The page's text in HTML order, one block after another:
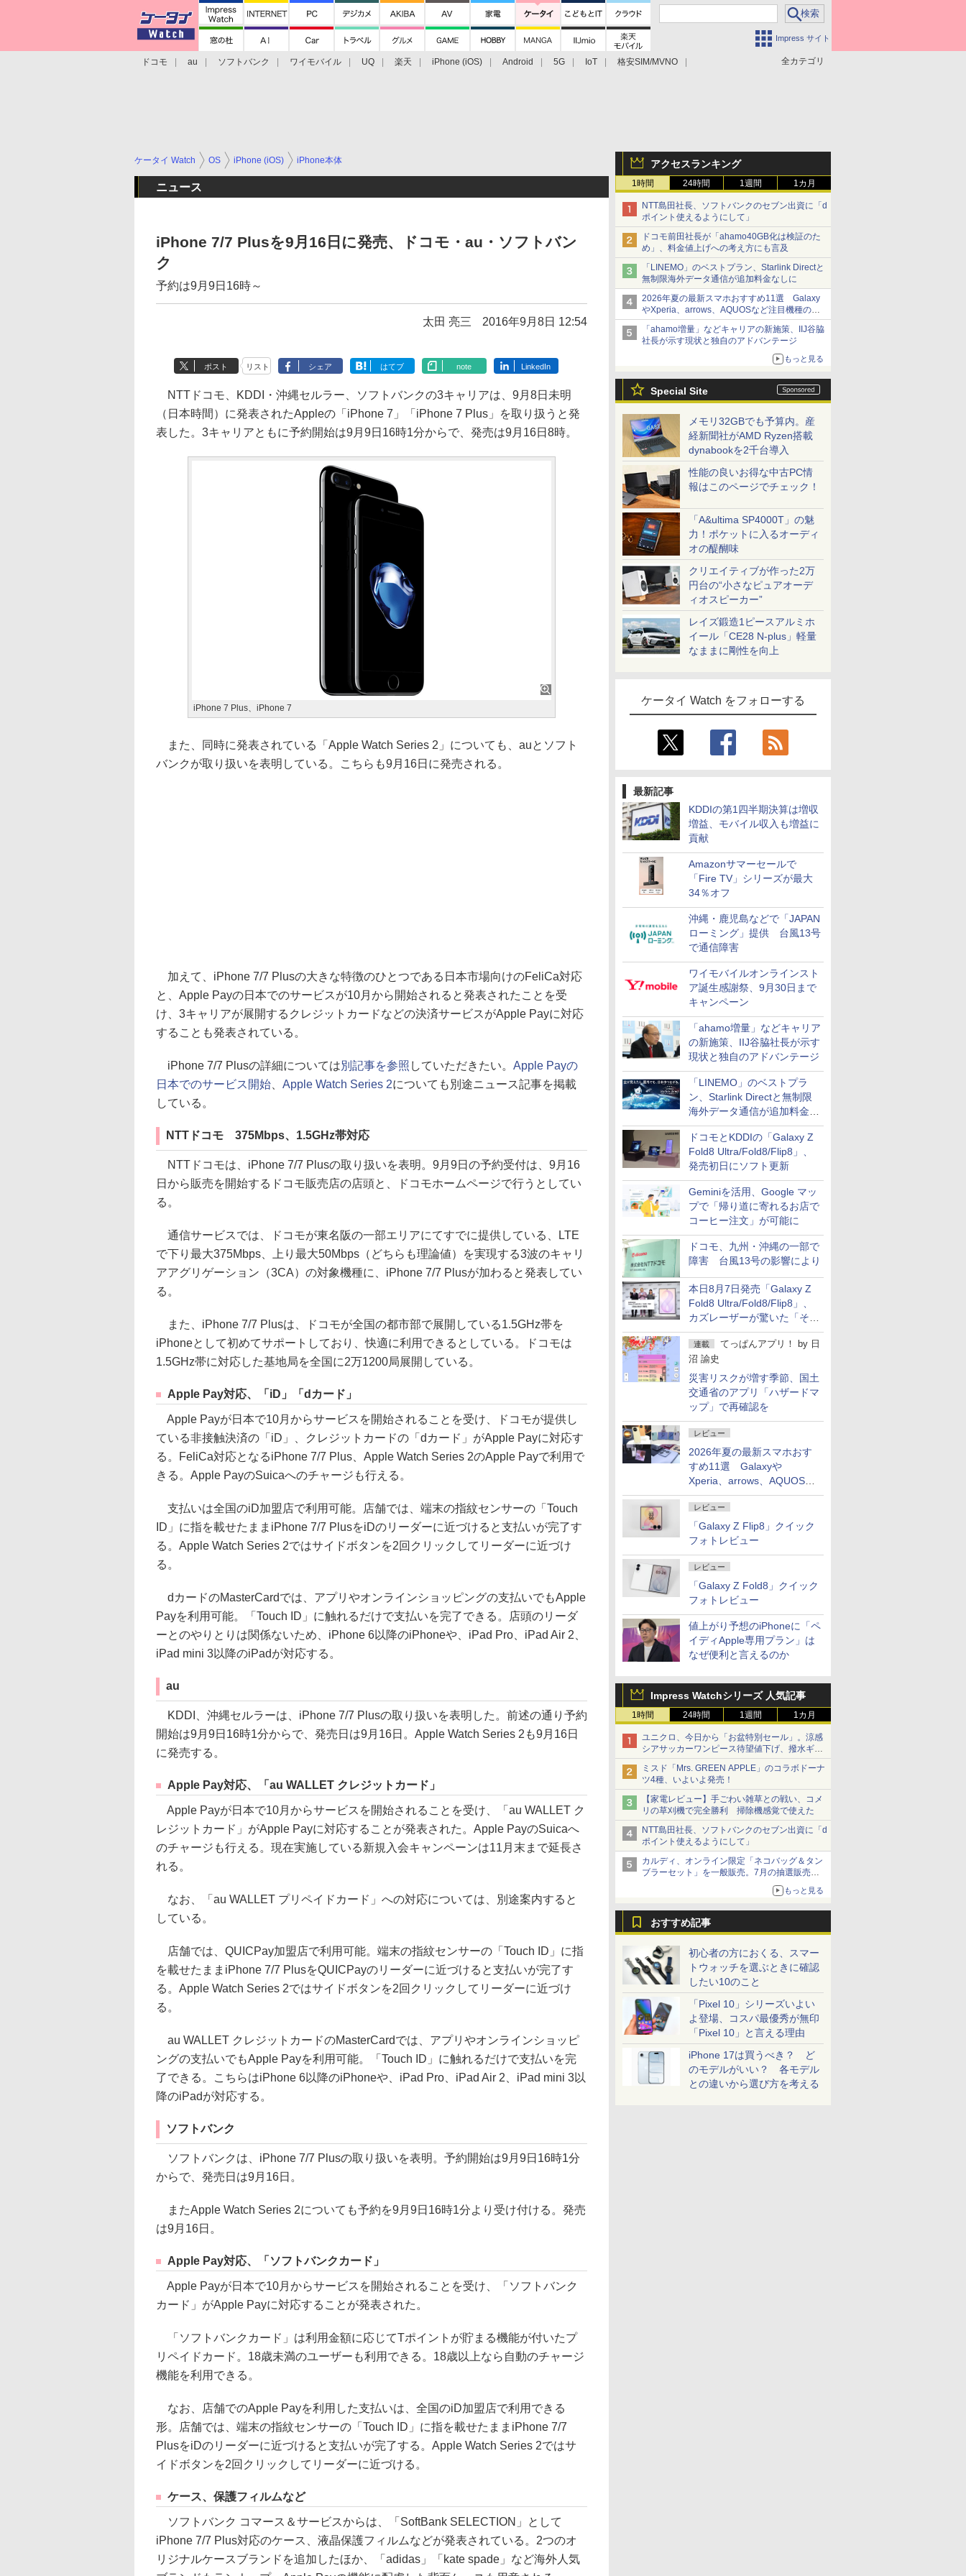
Impress サイト
全カテゴリ
ドコモ au ソフトバンク ワイモバイル UQ 楽天 iPhone (iOS) Android 5G IoT
格安SIM/MVNO
アクセスランキング
1時間 24時間 1週間 1カ月
NTT島田社長、ソフトバンクのセブン出資に「d
ポイント使えるようにして」
ドコモ前田社長が「ahamo40GB化は検証のた
め」、料金値上げへの考え方にも言及
「LINEMO」のベストプラン、Starlink Directと
無制限海外データ通信が追加料金なしに
2026年夏の最新スマホおすすめ11選 Galaxy
やXperia、arrows、AQUOSなど注目機種の特
徴は
「ahamo増量」などキャリアの新施策、IIJ谷脇
社長が示す現状と独自のアドバンテージ
もっと見る
Special Site
メモリ32GBでも予算内。産
経新聞社がAMD Ryzen搭載
dynabookを2千台導入
性能の良いお得な中古PC情
報はこのページでチェック！
「A&ultima SP4000T」の魅
力！ポケットに入るオーディ
オの醍醐味
クリエイティブが作った2万
円台の“小さなピュアオーデ
ィオスピーカー”
レイズ鍛造1ピースアルミホ
イール「CE28 N-plus」軽量
なままに剛性を向上
ケータイ Watch をフォローする
最新記事
KDDIの第1四半期決算は増収
増益、モバイル収入も増益に
貢献
Amazonサマーセールで
「Fire TV」シリーズが最大
34％オフ
沖縄・鹿児島などで「JAPAN
ローミング」提供 台風13号
で通信障害
ワイモバイルオンラインスト
ア誕生感謝祭、9月30日まで
キャンペーン
「ahamo増量」などキャリア
の新施策、IIJ谷脇社長が示す
現状と独自のアドバンテージ
「LINEMO」のベストプラ
ン、Starlink Directと無制限
海外データ通信が追加料金な
しに
ドコモとKDDIの「Galaxy Z
Fold8 Ultra/Fold8/Flip8」、
発売初日にソフト更新
Geminiを活用、Google マッ
プで「帰り道に寄れるお店で
コーヒー注文」が可能に
ドコモ、九州・沖縄の一部で
障害 台風13号の影響により
本日8月7日発売「Galaxy Z
Fold8 Ultra/Fold8/Flip8」、
カズレーザーが驚いた「そば
屋のメニュー並みの薄さ」
連載 てっぱんアプリ！ by 日
沼 諭史
災害リスクが増す季節、国土
交通省のアプリ「ハザードマ
ップ」で再確認を
レビュー
2026年夏の最新スマホおす
すめ11選 Galaxyや
Xperia、arrows、AQUOSな
ど注目機種の特徴は
レビュー
「Galaxy Z Flip8」クイック
フォトレビュー
レビュー
「Galaxy Z Fold8」クイック
フォトレビュー
値上がり予想のiPhoneに「ペ
イディApple専用プラン」は
なぜ便利と言えるのか
Impress Watchシリーズ 人気記事
1時間 24時間 1週間 1カ月
ユニクロ、今日から「お盆特別セール」。涼感
シアサッカーワンピース待望値下げ、撥水ギア
ショーツは1990円に
ミスド「Mrs. GREEN APPLE」のコラボドーナ
ツ4種、いよいよ発売！
【家電レビュー】手ごわい雑草との戦い、コメ
リの草刈機で完全勝利 掃除機感覚で使えた
NTT島田社長、ソフトバンクのセブン出資に「d
ポイント使えるようにして」
カルディ、オンライン限定「ネコバッグ＆タン
ブラーセット」を一般販売。7月の抽選販売の
もっと見る
おすすめ記事
初心者の方におくる、スマー
トウォッチを選ぶときに確認
したい10のこと
「Pixel 10」シリーズいよい
よ登場、コスパ最優秀が無印
「Pixel 10」と言える理由
iPhone 17は買うべき？ ど
のモデルがいい？ 各モデル
との違いから選び方を考える
ケータイ Watch OS iPhone (iOS) iPhone本体
ニュース
iPhone 7/7 Plusを9月16日に発売、ドコモ・au・ソフトバン
ク
予約は9月9日16時～
太田 亮三 2016年9月8日 12:54
ポスト リスト シェア はてブ note LinkedIn
NTTドコモ、KDDI・沖縄セルラー、ソフトバンクの3キャリアは、9月8日未明
（日本時間）に発表されたAppleの「iPhone 7」「iPhone 7 Plus」を取り扱うと発
表した。3キャリアともに予約開始は9月9日16時1分からで、発売は9月16日8時。
iPhone 7 Plus、iPhone 7
また、同時に発表されている「Apple Watch Series 2」についても、auとソフト
バンクが取り扱いを表明している。こちらも9月16日に発売される。
加えて、iPhone 7/7 Plusの大きな特徴のひとつである日本市場向けのFeliCa対応
と、Apple Payの日本でのサービスが10月から開始されると発表されたことを受
け、3キャリアが展開するクレジットカードなどの決済サービスがApple Payに対応
することも発表されている。
iPhone 7/7 Plusの詳細については別記事を参照 していただきたい。 Apple Payの
日本でのサービス開始
Apple Watch Series 2についても別途ニュース記事を掲載
している。
NTTドコモ 375Mbps、1.5GHz帯対応
NTTドコモは、iPhone 7/7 Plusの取り扱いを表明。9月9日の予約受付は、9月16
日から販売を開始するドコモ販売店の店頭と、ドコモホームページで行うとしてい
る。
通信サービスでは、ドコモが東名阪の一部エリアにてすでに提供している、LTE
で下り最大375Mbps、上り最大50Mbps（どちらも理論値）を実現する3波のキャリ
アアグリゲーション（3CA）の対象機種に、iPhone 7/7 Plusが加わると発表してい
る。
また、iPhone 7/7 Plusは、ドコモが全国の都市部で展開している1.5GHz帯を
iPhoneとして初めてサポートしており、快適に利用できるとしている。ドコモは
1.5GHz帯に対応した基地局を全国に2万1200局展開している。
Apple Pay対応、「iD」「dカード」
Apple Payが日本で10月からサービスを開始されることを受け、ドコモが提供し
ている非接触決済の「iD」、クレジットカードの「dカード」がApple Payに対応す
る。FeliCa対応となるiPhone 7/7 Plus、Apple Watch Series 2のApple Payで利用で
きる。Apple PayのSuicaへのチャージも行える。
支払いは全国のiD加盟店で利用可能。店舗では、端末の指紋センサーの「Touch
ID」に指を載せたままiPhone 7/7 PlusをiDのリーダーに近づけると支払いが完了す
る。Apple Watch Series 2ではサイドボタンを2回クリックしてリーダーに近づけ
る。
dカードのMasterCardでは、アプリやオンラインショッピングの支払いでもApple
Payを利用可能。「Touch ID」に触れるだけで支払いを完了できる。店頭のリーダ
ーとのやりとりは関係ないため、iPhone 6以降のiPhoneや、iPad Pro、iPad Air 2、
iPad mini 3以降のiPadが対応する。
au
KDDI、沖縄セルラーは、iPhone 7/7 Plusの取り扱いを表明した。前述の通り予約
開始は9月9日16時1分からで、発売日は9月16日。Apple Watch Series 2も9月16日
に発売する。
Apple Pay対応、「au WALLET クレジットカード」
Apple Payが日本で10月からサービスを開始されることを受け、「au WALLET ク
レジットカード」がApple Payに対応することが発表された。Apple PayのSuicaへ
のチャージも行える。現在実施している新規入会キャンペーンは11月末まで延長さ
れる。
なお、「au WALLET プリペイドカード」への対応については、別途案内すると
している。
店舗では、QUICPay加盟店で利用可能。端末の指紋センサーの「Touch ID」に指
を載せたままiPhone 7/7 PlusをQUICPayのリーダーに近づけると支払いが完了す
る。Apple Watch Series 2ではサイドボタンを2回クリックしてリーダーに近づけ
る。
au WALLET クレジットカードのMasterCardでは、アプリやオンラインショッピ
ングの支払いでもApple Payを利用可能。「Touch ID」に触れるだけで支払いを完
了できる。こちらはiPhone 6以降のiPhoneや、iPad Pro、iPad Air 2、iPad mini 3以
降のiPadが対応する。
ソフトバンク
ソフトバンクは、iPhone 7/7 Plusの取り扱いを表明。予約開始は9月9日16時1分
からで、発売日は9月16日。
またApple Watch Series 2についても予約を9月9日16時1分より受け付ける。発売
は9月16日。
Apple Pay対応、「ソフトバンクカード」
Apple Payが日本で10月からサービスを開始されることを受け、「ソフトバンク
カード」がApple Payに対応することが発表された。
「ソフトバンクカード」は利用金額に応じてTポイントが貯まる機能が付いたプ
リペイドカード。18歳未満のユーザーも利用できる。18歳以上なら自動のチャージ
機能を利用できる。
なお、店舗でのApple Payを利用した支払いは、全国のiD加盟店で利用できる
形。店舗では、端末の指紋センサーの「Touch ID」に指を載せたままiPhone 7/7
PlusをiDのリーダーに近づけると支払いが完了する。Apple Watch Series 2ではサ
イドボタンを2回クリックしてリーダーに近づける。
ケース、保護フィルムなど
ソフトバンク コマース＆サービスからは、「SoftBank SELECTION」として
iPhone 7/7 Plus対応のケース、液晶保護フィルムなどが発表されている。2つのオ
リジナルケースブランドを追加したほか、「adidas」「kate spade」など海外人気